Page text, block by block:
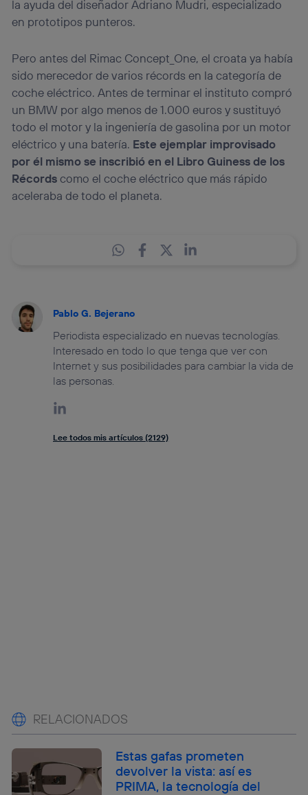
la ayuda del diseñador Adriano Mudri, especializado
en prototipos punteros.
Pero antes del Rimac Concept_One, el croata ya había
sido merecedor de varios récords en la categoría de
coche eléctrico. Antes de terminar el instituto compró
un BMW por algo menos de 1.000 euros y sustituyó
todo el motor y la ingeniería de gasolina por un motor
eléctrico y una batería. Este ejemplar improvisado
por él mismo se inscribió en el Libro Guiness de los
Récordscomo el coche eléctrico que más rápido
aceleraba de todo el planeta.
Pablo G. Bejerano
Periodista especializado en nuevas tecnologías.
Interesado en todo lo que tenga que ver con
Internet y sus posibilidades para cambiar la vida de
las personas.
Lee todos mis artículos (2129)
RELACIONADOS
Estas gafas prometen
devolver la vista: así es
PRIMA, la tecnología del